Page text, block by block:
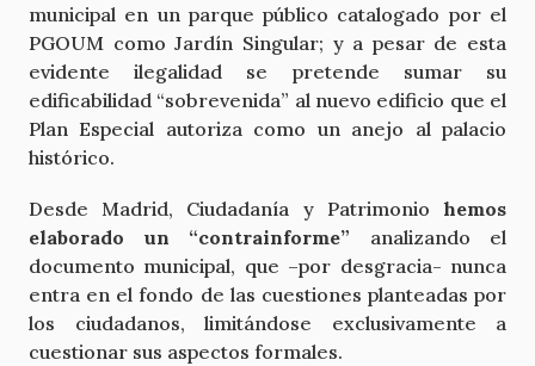
municipal en un parque público catalogado por el
PGOUM como Jardín Singular; y a pesar de esta
evidente ilegalidad se pretende sumar su
edificabilidad “sobrevenida” al nuevo edificio que el
Plan Especial autoriza como un anejo al palacio
histórico.
Desde Madrid, Ciudadanía y Patrimonio hemos
elaborado un “contrainforme” analizando el
documento municipal, que –por desgracia- nunca
entra en el fondo de las cuestiones planteadas por
los ciudadanos, limitándose exclusivamente a
cuestionar sus aspectos formales.